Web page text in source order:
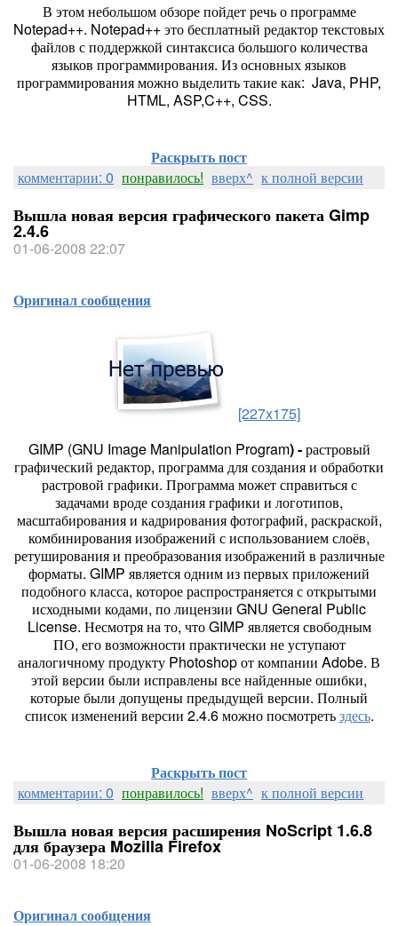
В этом небольшом обзоре пойдет речь о программе
Notepad++. Notepad++ это бесплатный редактор текстовых
файлов с поддержкой синтаксиса большого количества
языков программирования. Из основных языков
программирования можно выделить такие как: Java, PHP,
HTML, ASP,C++, CSS.
Раскрыть пост
комментарии: 0 понравилось! вверх^ к полной версии
Вышла новая версия графического пакета Gimp
2.4.6
01-06-2008 22:07
Оригинал сообщения
[227x175]
GIMP (GNU Image Manipulation Program) -растровый
графический редактор, программа для создания и обработки
растровой графики. Программа может справиться с
задачами вроде создания графики и логотипов,
масштабирования и кадрирования фотографий, раскраской,
комбинирования изображений с использованием слоёв,
ретуширования и преобразования изображений в различные
форматы. GIMP является одним из первых приложений
подобного класса, которое распространяется с открытыми
исходными кодами, по лицензии GNU General Public
License. Несмотря на то, что GIMP является свободным
ПО, его возможности практически не уступают
аналогичному продукту Photoshop от компании Adobe. В
этой версии были исправлены все найденные ошибки,
которые были допущены предыдущей версии. Полный
список изменений версии 2.4.6 можно посмотретьздесь.
Раскрыть пост
комментарии: 0 понравилось! вверх^ к полной версии
Вышла новая версия расширения NoScript 1.6.8
для браузера Mozilla Firefox
01-06-2008 18:20
Оригинал сообщения